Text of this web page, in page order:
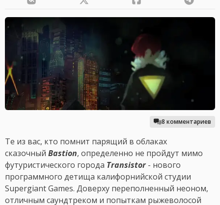
8 комментариев
Те из вас, кто помнит парящий в облаках
сказочный Bastion, определенно не пройдут мимо
футуристического города Transistor- нового
программного детища калифорнийской студии
Supergiant Games. Доверху переполненный неоном,
отличным саундтреком и попыткам рыжеволосой